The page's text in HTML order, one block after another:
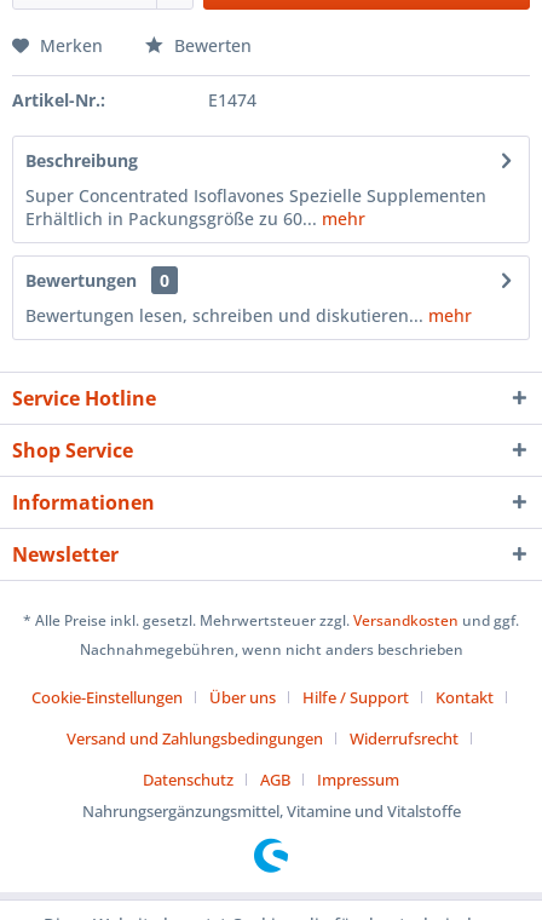
Merken Bewerten
Artikel-Nr.: E1474
Beschreibung
Super Concentrated Isoflavones Spezielle Supplementen
Erhältlich in Packungsgröße zu 60... mehr
Bewertungen
0
Bewertungen lesen, schreiben und diskutieren... mehr
Service Hotline
Shop Service
Informationen
Newsletter
* Alle Preise inkl. gesetzl. Mehrwertsteuer zzgl.Versandkosten und ggf.
Nachnahmegebühren, wenn nicht anders beschrieben
Cookie-Einstellungen Über uns Hilfe / Support
Kontakt
Versand und Zahlungsbedingungen
Widerrufsrecht
Datenschutz
AGB
Impressum
Nahrungsergänzungsmittel, Vitamine und Vitalstoffe